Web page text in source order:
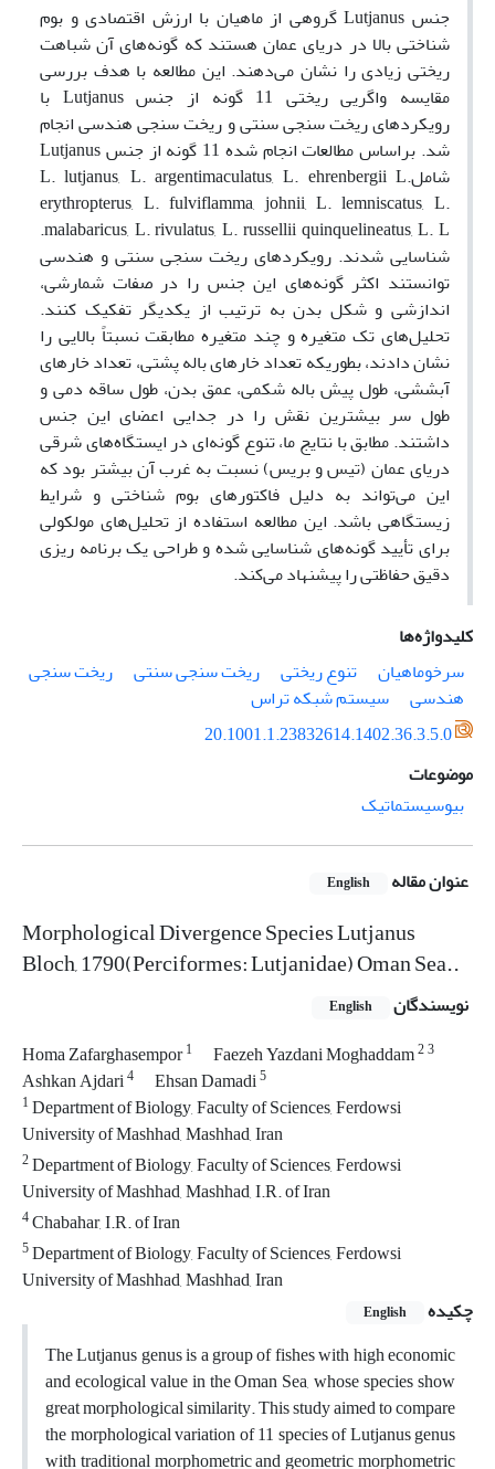
جنس Lutjanus گروهی از ماهیان با ارزش اقتصادی و بوم
شناختی بالا در دریای عمان هستند که گونه‌های آن شباهت
ریختی زیادی را نشان می‌دهند. این مطالعه با هدف بررسی
مقایسه واگریی ریختی 11 گونه از جنس Lutjanus با
رویکردهای ریخت سنجی سنتی و ریخت سنجی هندسی انجام
شد. براساس مطالعات انجام شده 11 گونه از جنس Lutjanus
شاملL‌. lutjanus, L.‌ argentimaculatus, L. ehrenbergii L.‌
erythropterus, L. fulviflamma, johnii, L. lemniscatus, L.
malabaricus, L. rivulatus, L. russellii quinquelineatus, L. L.
شناسایی شدند. رویکردهای ریخت سنجی سنتی و هندسی
توانستند اکثر گونه‌های این جنس را در صفات شمارشی،
اندازشی و شکل بدن به ترتیب از یکدیگر تفکیک کنند.
تحلیل‌های تک متغیره و چند متغیره مطابقت نسبتاً بالایی را
نشان دادند، بطوریکه تعداد خارهای باله پشتی، تعداد خارهای
آبششی، طول پیش باله شکمی، عمق بدن، طول ساقه دمی و
طول سر بیشترین نقش را در جدایی اعضای این جنس
داشتند. مطابق با نتایج ما، تنوع گونه‌ای در ایستگاه‌های شرقی
دریای عمان (تیس و بریس) نسبت به غرب آن بیشتر بود که
این می‌تواند به دلیل فاکتورهای بوم شناختی و شرایط
زیستگاهی باشد. این مطالعه استفاده از تحلیل‌های مولکولی
برای تأیید گونه‌های شناسایی شده و طراحی یک برنامه ریزی
دقیق حفاظتی را پیشنهاد می‌کند.
کلیدواژه‌ها
سرخوماهیان
تنوع ریختی ریخت سنجی سنتی
ریخت سنجی
هندسی
سیستم شبکه تراس
20.1001.1.23832614.1402.36.3.5.0
موضوعات
بیوسیستماتیک
عنوان مقاله English
Morphological Divergence Species Lutjanus
Bloch, 1790(Perciformes: Lutjanidae) Oman Sea..
نویسندگان English
Homa Zafarghasempor1 Faezeh Yazdani Moghaddam23
Ashkan Ajdari4 Ehsan Damadi5
1Department of Biology, Faculty of Sciences, Ferdowsi
University of Mashhad, Mashhad, Iran
2Department of Biology, Faculty of Sciences, Ferdowsi
University of Mashhad, Mashhad, I.R. of Iran
4Chabahar, I.R. of Iran
5Department of Biology, Faculty of Sciences, Ferdowsi
University of Mashhad, Mashhad, Iran
چکیده
English
The Lutjanus genus is a group of fishes with high economic
and ecological value in the Oman Sea, whose species show
great morphological similarity. This study aimed to compare
the morphological variation of 11 species of Lutjanus genus
with traditional morphometric and geometric morphometric